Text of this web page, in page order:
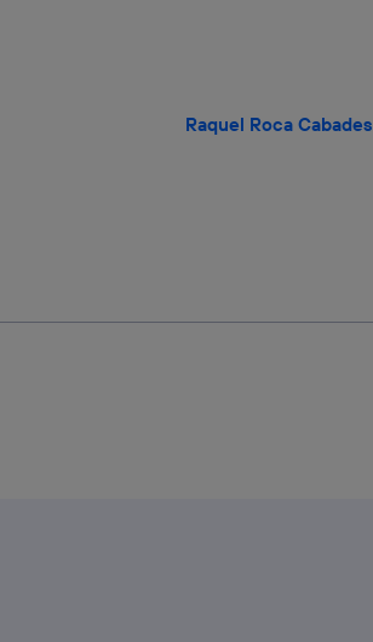
Raquel Roca Cabades